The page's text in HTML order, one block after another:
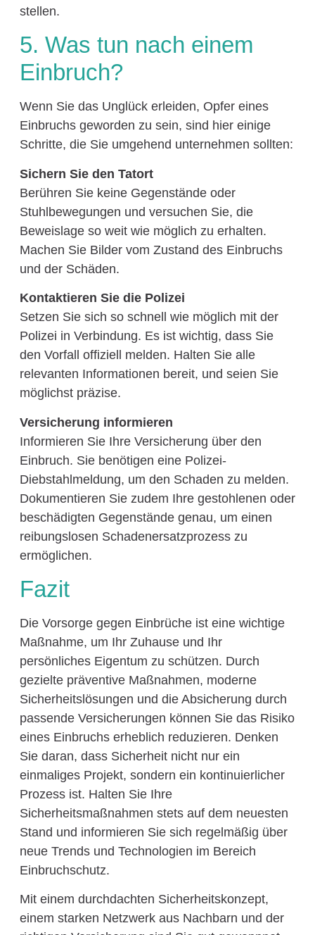
stellen.
5. Was tun nach einem
Einbruch?
Wenn Sie das Unglück erleiden, Opfer eines
Einbruchs geworden zu sein, sind hier einige
Schritte, die Sie umgehend unternehmen sollten:
Sichern Sie den Tatort
Berühren Sie keine Gegenstände oder
Stuhlbewegungen und versuchen Sie, die
Beweislage so weit wie möglich zu erhalten.
Machen Sie Bilder vom Zustand des Einbruchs
und der Schäden.
Kontaktieren Sie die Polizei
Setzen Sie sich so schnell wie möglich mit der
Polizei in Verbindung. Es ist wichtig, dass Sie
den Vorfall offiziell melden. Halten Sie alle
relevanten Informationen bereit, und seien Sie
möglichst präzise.
Versicherung informieren
Informieren Sie Ihre Versicherung über den
Einbruch. Sie benötigen eine Polizei-
Diebstahlmeldung, um den Schaden zu melden.
Dokumentieren Sie zudem Ihre gestohlenen oder
beschädigten Gegenstände genau, um einen
reibungslosen Schadenersatzprozess zu
ermöglichen.
Fazit
Die Vorsorge gegen Einbrüche ist eine wichtige
Maßnahme, um Ihr Zuhause und Ihr
persönliches Eigentum zu schützen. Durch
gezielte präventive Maßnahmen, moderne
Sicherheitslösungen und die Absicherung durch
passende Versicherungen können Sie das Risiko
eines Einbruchs erheblich reduzieren. Denken
Sie daran, dass Sicherheit nicht nur ein
einmaliges Projekt, sondern ein kontinuierlicher
Prozess ist. Halten Sie Ihre
Sicherheitsmaßnahmen stets auf dem neuesten
Stand und informieren Sie sich regelmäßig über
neue Trends und Technologien im Bereich
Einbruchschutz.
Mit einem durchdachten Sicherheitskonzept,
einem starken Netzwerk aus Nachbarn und der